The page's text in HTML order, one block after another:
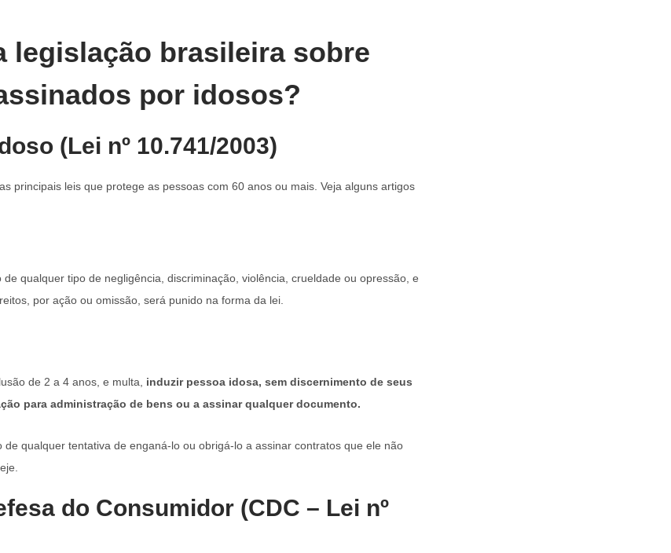
legislação brasileira sobre
por idosos?
(Lei nº 10.741/2003)
principais leis que protege as pessoas com 60 anos ou mais. Veja alguns artigos
qualquer tipo de negligência, discriminação, violência, crueldade ou opressão, e
por ação ou omissão, será punido na forma da lei.
de 2 a 4 anos, e multa, induzir pessoa idosa, sem discernimento de seus
para administração de bens ou a assinar qualquer documento.
de qualquer tentativa de enganá-lo ou obrigá-lo a assinar contratos que ele não
do Consumidor (CDC – Lei nº